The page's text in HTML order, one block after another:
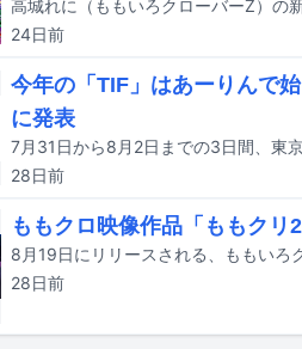
24日前
今年の「TIF」はあーりんで
に発表
28日前
ももクロ映像作品「ももクリ
28日前